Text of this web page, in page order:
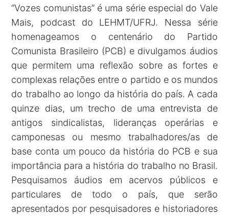
“Vozes comunistas” é uma série especial do Vale
Mais, podcast do LEHMT/UFRJ. Nessa série
homenageamos o centenário do Partido
Comunista Brasileiro (PCB) e divulgamos áudios
que permitem uma reflexão sobre as fortes e
complexas relações entre o partido e os mundos
do trabalho ao longo da história do país. A cada
quinze dias, um trecho de uma entrevista de
antigos sindicalistas, lideranças operárias e
camponesas ou mesmo trabalhadores/as de
base conta um pouco da história do PCB e sua
importância para a história do trabalho no Brasil.
Pesquisamos áudios em acervos públicos e
particulares de todo o país, que serão
apresentados por pesquisadores e historiadores